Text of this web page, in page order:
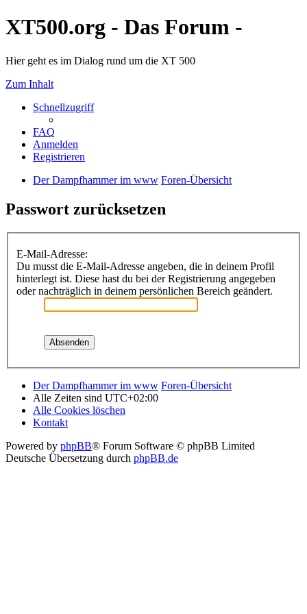
XT500.org - Das Forum -
Hier geht es im Dialog rund um die XT 500
Zum Inhalt
Schnellzugriff
FAQ
Anmelden
Registrieren
Der Dampfhammer im www Foren-Übersicht
Passwort zurücksetzen
E-Mail-Adresse:
Du musst die E-Mail-Adresse angeben, die in deinem Profil
hinterlegt ist. Diese hast du bei der Registrierung angegeben
oder nachträglich in deinem persönlichen Bereich geändert.
Der Dampfhammer im www Foren-Übersicht
Alle Zeiten sind UTC+02:00
Alle Cookies löschen
Kontakt
Powered by phpBB® Forum Software © phpBB Limited
Deutsche Übersetzung durch phpBB.de